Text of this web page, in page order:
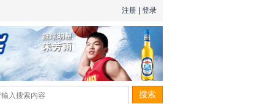
注册 登录